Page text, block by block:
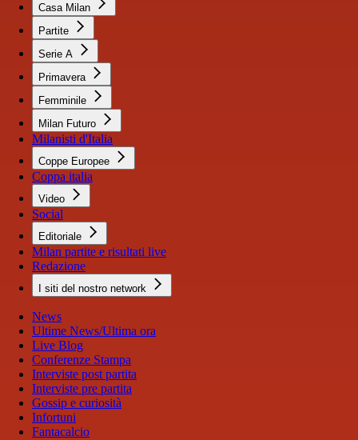
Casa Milan
Partite
Serie A
Primavera
Femminile
Milan Futuro
Milanisti d'Italia
Coppe Europee
Coppa italia
Video
Social
Editoriale
Milan partite e risultati live
Redazione
I siti del nostro network
News
Ultime News/Ultima ora
Live Blog
Conferenze Stampa
Interviste post partita
Interviste pre partita
Gossip e curiosità
Infortuni
Fantacalcio